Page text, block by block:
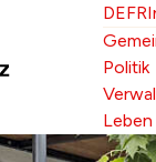
Bitte
DEFR
Politik
Leben